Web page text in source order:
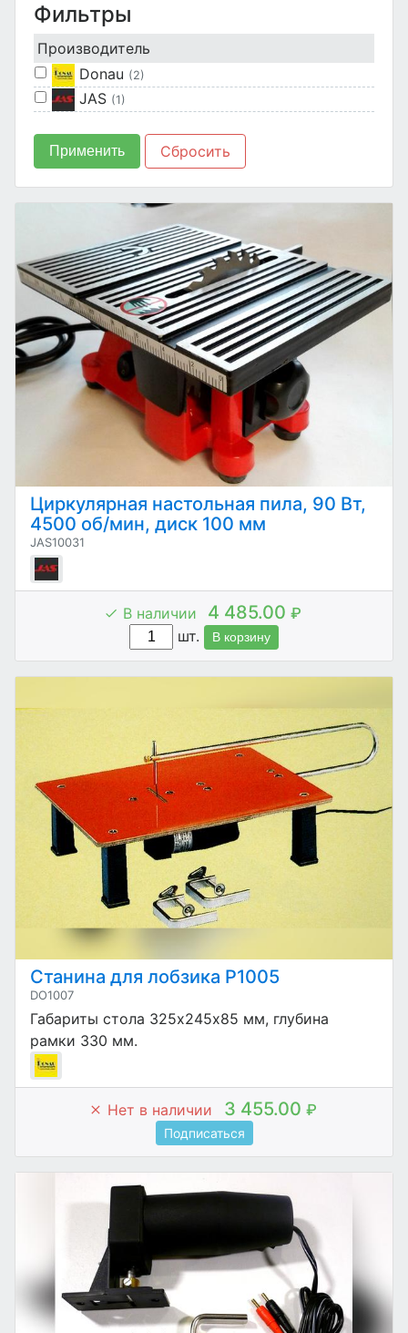
Фильтры
Производитель
Donau (2)
JAS (1)
Применить Сбросить
Циркулярная настольная пила, 90 Вт,
4500 об/мин, диск 100 мм
JAS10031
В наличии 4 485.00 ₽
шт.
В корзину
Станина для лобзика P1005
DO1007
Габариты стола 325х245х85 мм, глубина
рамки 330 мм.
Нет в наличии 3 455.00 ₽
Подписаться